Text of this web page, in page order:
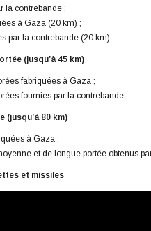
la contrebande ;
à Gaza (20 km) ;
par la contrebande (20 km).
(jusqu’à 45 km)
fabriquées à Gaza ;
fournies par la contrebande.
(jusqu’à 80 km)
à Gaza ;
et de longue portée obtenus
et missiles